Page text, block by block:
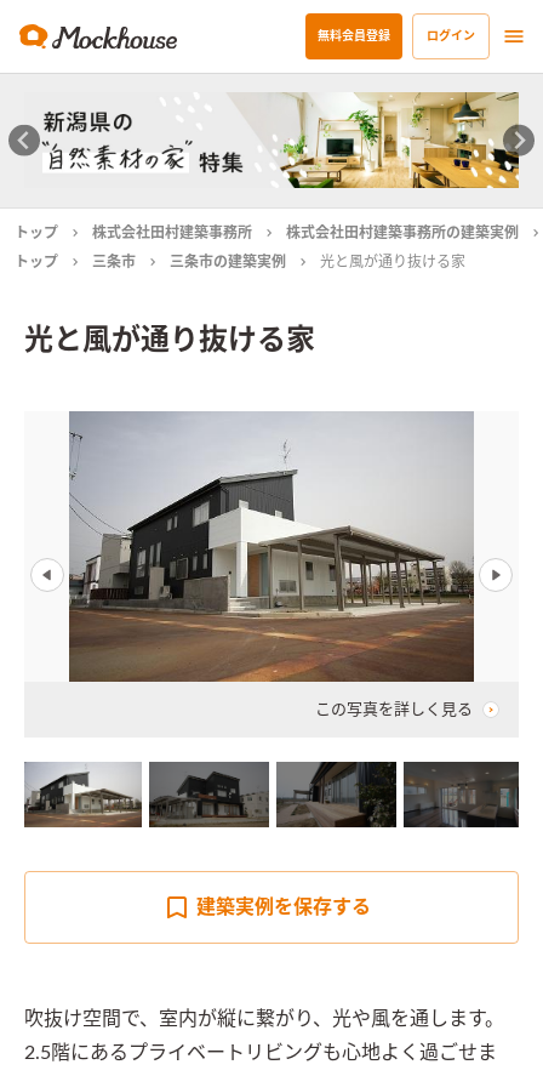
無料会員登録 ログイン
トップ 株式会社田村建築事務所
株式会社田村建築事務所の建築実例
トップ
三条市 三条市の建築実例 光と風が通り抜ける家
光と風が通り抜ける家
この写真を詳しく見る
建築実例を保存する
吹抜け空間で、室内が縦に繋がり、光や風を通します。
2.5階にあるプライベートリビングも心地よく過ごせま